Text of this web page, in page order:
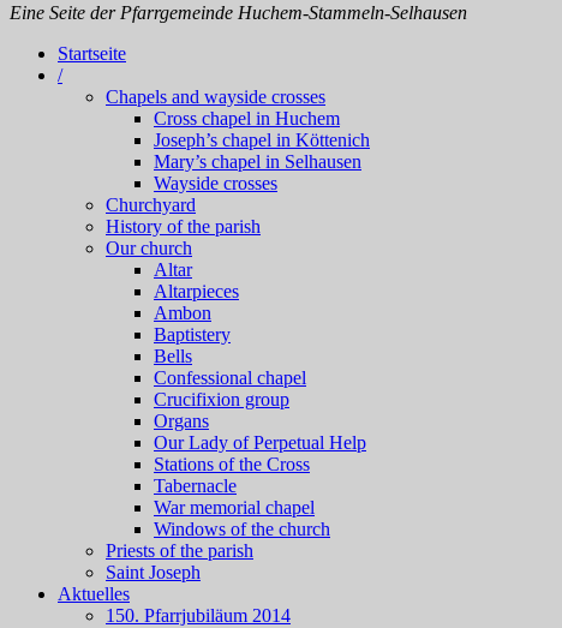
Eine Seite der Pfarrgemeinde Huchem-Stammeln-Selhausen
Startseite
/
Chapels and wayside crosses
Cross chapel in Huchem
Joseph’s chapel in Köttenich
Mary’s chapel in Selhausen
Wayside crosses
Churchyard
History of the parish
Our church
Altar
Altarpieces
Ambon
Baptistery
Bells
Confessional chapel
Crucifixion group
Organs
Our Lady of Perpetual Help
Stations of the Cross
Tabernacle
War memorial chapel
Windows of the church
Priests of the parish
Saint Joseph
Aktuelles
150. Pfarrjubiläum 2014